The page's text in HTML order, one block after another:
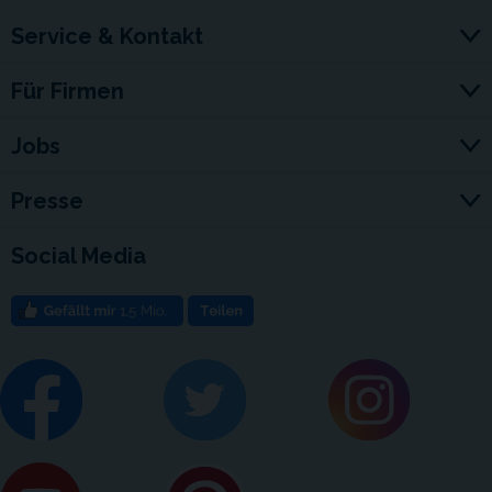
Service & Kontakt
Für Firmen
Jobs
Presse
Social Media